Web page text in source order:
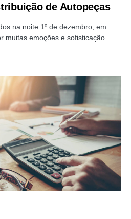
de Autopeças
na noite 1º de dezembro, em
muitas emoções e sofisticação